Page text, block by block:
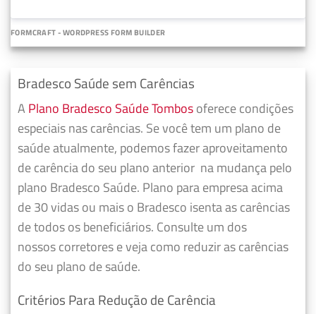
FORMCRAFT - WORDPRESS FORM BUILDER
Bradesco Saúde sem Carências
A Plano Bradesco Saúde Tombosoferece condições
especiais nas carências. Se você tem um plano de
saúde atualmente, podemos fazeraproveitamento
de carência do seu plano anterior na mudança pelo
plano Bradesco Saúde. Plano para empresa acima
de 30 vidas ou mais o Bradesco isenta as carências
de todos os beneficiários. Consulte um dos
nossos corretores e veja como reduzir as carências
do seu plano de saúde.
Critérios Para Redução de Carência